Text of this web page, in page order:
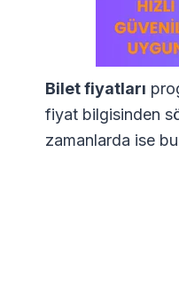
Bilet fiyatları
fiyat bilgisinden
zamanlarda ise